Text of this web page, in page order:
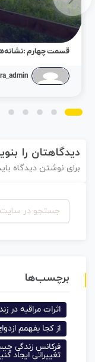
قسمت چهارم :نشانه‌ها
دیدگاهتان را
برای نوشتن دیدگاه باید
برچسب‌ها
اثرات مراقبه در
از کجا بفهمم
فرکانس زندگی
تغییراتی ایجاد